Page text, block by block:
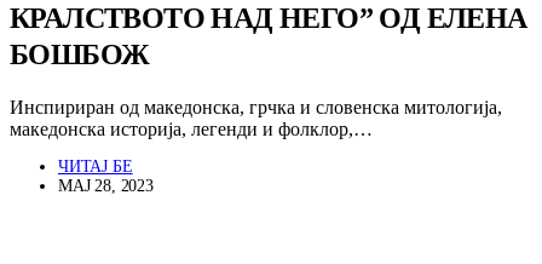
КРАЛСТВОТО НАД НЕГО” ОД ЕЛЕНА
БОШБОЖ
Инспириран од македонска, грчка и словенска митологија,
македонска историја, легенди и фолклор,…
ЧИТАЈ БЕ
МАЈ 28, 2023